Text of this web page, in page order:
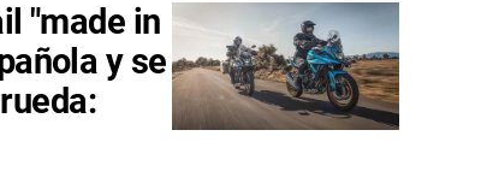
"made in
y se